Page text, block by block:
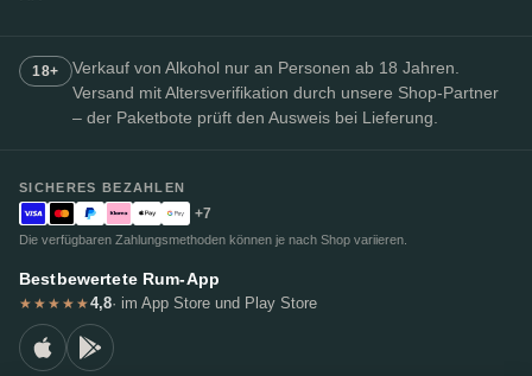
18+
Verkauf von Alkohol nur an Personen ab 18 Jahren.
Versand mit Altersverifikation durch unsere Shop-Partner
– der Paketbote prüft den Ausweis bei Lieferung.
SICHERES BEZAHLEN
+7
Die verfügbaren Zahlungsmethoden können je nach Shop variieren.
Bestbewertete Rum-App
★★★★★4,8· im App Store und Play Store